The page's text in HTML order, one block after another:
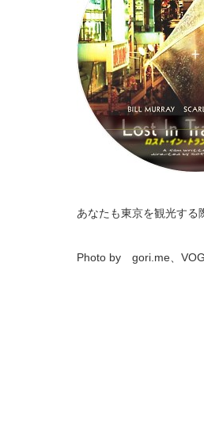
あなたも東京を観光する
Photo by gori.me、